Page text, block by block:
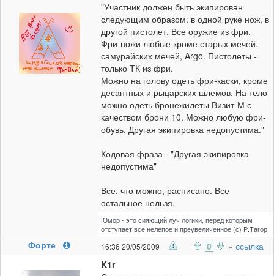
"Участник должен быть экипирован
следующим образом: в одной руке нож, в
другой пистолет. Все оружие из фри.
Фри-ножи любые кроме старых мечей,
самурайских мечей, Argo. Пистолеты -
только ТК из фри.
Можно на голову одеть фри-каски, кроме
десантных и рыцарских шлемов. На тело
можно одеть бронежилеты Визит-М с
качеством брони 10. Можно любую фри-
обувь. Другая экипировка недопустима."
Кодовая фраза - "Другая экипировка
недопустима"
Все, что можно, расписано. Все
остальное нельзя.
Юмор - это сияющий луч логики, перед которым
отступает все нелепое и преувеличенное (с) Р.Тагор
Форте 16:36 20/05/2009 0 » ссылка
K1r